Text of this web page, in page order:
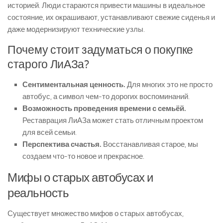
историей. Люди стараются привести машины в идеальное
состояние, их окрашивают, устанавливают свежие сиденья и
даже модернизируют технические узлы.
Почему стоит задуматься о покупке
старого ЛиАЗа?
Сентиментальная ценность. Для многих это не просто
автобус, а символ чем-то дорогих воспоминаний.
Возможность проведения времени с семьёй.
Реставрация ЛиАЗа может стать отличным проектом
для всей семьи.
Перспектива счастья. Восстанавливая старое, мы
создаем что-то новое и прекрасное.
Мифы о старых автобусах и
реальность
Существует множество мифов о старых автобусах,